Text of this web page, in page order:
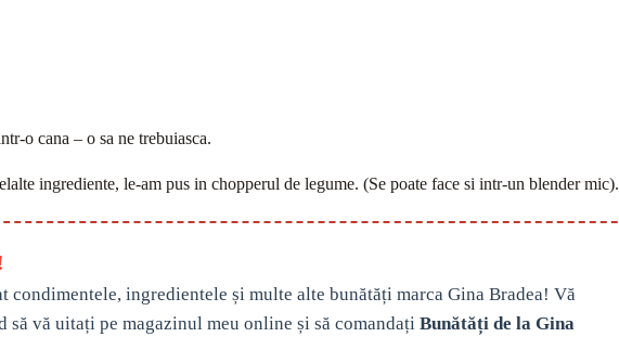
o cana – o sa ne trebuiasca.
ingrediente, le-am pus in chopperul de legume. (Se poate face si intr-un blender mic).
condimentele, ingredientele și multe alte bunătăți marca Gina Bradea! Vă
să vă uitați pe magazinul meu online și să comandați Bunătăți de la Gina